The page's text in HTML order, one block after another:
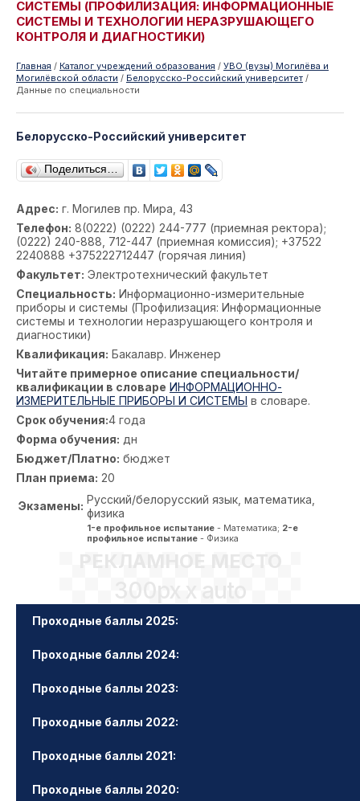
СИСТЕМЫ (ПРОФИЛИЗАЦИЯ: ИНФОРМАЦИОННЫЕ
СИСТЕМЫ И ТЕХНОЛОГИИ НЕРАЗРУШАЮЩЕГО
КОНТРОЛЯ И ДИАГНОСТИКИ)
Главная / Каталог учреждений образования / УВО (вузы) Могилёва и
Могилёвской области / Белорусско-Российский университет /
Данные по специальности
Белорусско-Российский университет
Поделиться…
Адрес: г. Могилев пр. Мира, 43
Телефон: 8(0222) (0222) 244-777 (приемная ректора);
(0222) 240-888, 712-447 (приемная комиссия); +37522
2240888 +375222712447 (горячая линия)
Факультет: Электротехнический факультет
Специальность: Информационно-измерительные
приборы и системы (Профилизация: Информационные
системы и технологии неразрушающего контроля и
диагностики)
Квалификация: Бакалавр. Инженер
Читайте примерное описание специальности/
квалификации в словаре ИНФОРМАЦИОННО-
ИЗМЕРИТЕЛЬНЫЕ ПРИБОРЫ И СИСТЕМЫ в словаре.
Срок обучения:4 года
Форма обучения: дн
Бюджет/Платно: бюджет
План приема: 20
Экзамены: Русский/белорусский язык, математика,
физика
1-е профильное испытание - Математика; 2-е
профильное испытание - Физика
РЕКЛАМНОЕ МЕСТО
300px x auto
Проходные баллы 2025:
Проходные баллы 2024:
Проходные баллы 2023:
Проходные баллы 2022:
Проходные баллы 2021:
Проходные баллы 2020: